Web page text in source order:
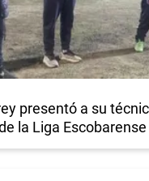
presentó a su
la Liga Escobarense